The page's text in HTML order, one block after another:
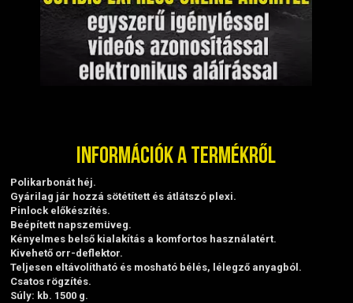
Információk a termékről
Polikarbonát héj.
Gyárilag jár hozzá sötétített és átlátszó plexi.
Pinlock előkészítés.
Beépített napszemüveg.
Kényelmes belső kialakítás a komfortos használatért.
Kivehető orr-deflektor.
Teljesen eltávolítható és mosható bélés, lélegző anyagból.
Csatos rögzítés.
Súly: kb. 1500 g.